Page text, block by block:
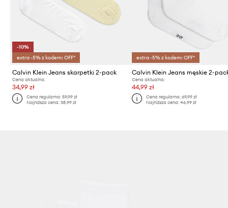
-10%
extra -5% z kodem: OFF*
Calvin Klein Jeans skarpetki 2-pack
Cena aktualna:
34,99 zł
Cena regularna:59,99 zł
Najniższa cena:38,99 zł
extra -5% z kodem: OFF*
Calvin Klein Jeans męskie 2-
Cena aktualna:
44,99 zł
Cena regularna: 69,99 zł
Najniższa cena: 46,99 zł